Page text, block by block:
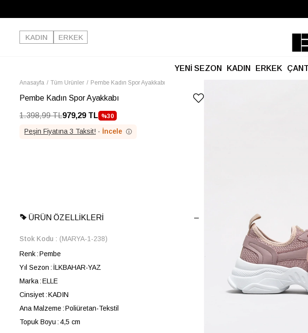
KADIN
ERKEK
YENİ SEZON KADIN ERKEK
Anasayfa Tüm Ürünler Pembe Kadın Spor Ayakkabı
Pembe Kadın Spor Ayakkabı
1.398,99 TL979,29 TL %30
İNDIRIM
Peşin Fiyatına 3 Taksit! · İncele ⓘ
ÜRÜN ÖZELLIKLERI
Stok Kodu
(MARYA-1-238)
Renk Pembe
Yıl Sezon
İLKBAHAR-YAZ
Marka ELLE
Cinsiyet KADIN
Ana Malzeme Poliüretan-Tekstil
Topuk Boyu
4,5 cm